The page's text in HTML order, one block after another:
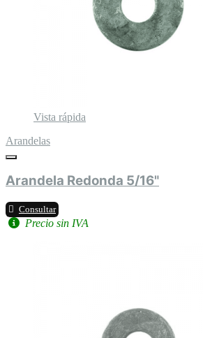
Vista rápida
Arandelas
Arandela Redonda 5/16"
Consultar
Precio sin IVA